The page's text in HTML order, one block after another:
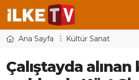
Ana Sayfa Kültür Sanat
Çalıştayda